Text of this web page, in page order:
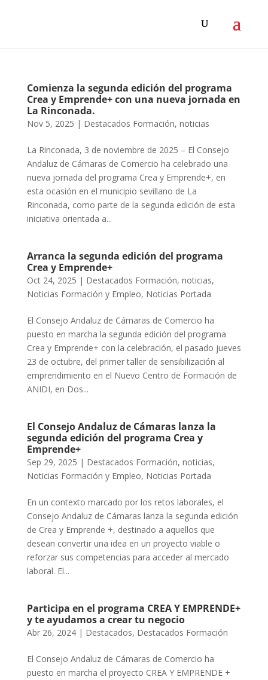
Comienza la segunda edición del programa
Crea y Emprende+ con una nueva jornada en
La Rinconada.
Nov 5, 2025 | Destacados Formación, noticias
La Rinconada, 3 de noviembre de 2025 – El Consejo
Andaluz de Cámaras de Comercio ha celebrado una
nueva jornada del programa Crea y Emprende+, en
esta ocasión en el municipio sevillano de La
Rinconada, como parte de la segunda edición de esta
iniciativa orientada a...
Arranca la segunda edición del programa
Crea y Emprende+
Oct 24, 2025 | Destacados Formación, noticias,
Noticias Formación y Empleo, Noticias Portada
El Consejo Andaluz de Cámaras de Comercio ha
puesto en marcha la segunda edición del programa
Crea y Emprende+ con la celebración, el pasado jueves
23 de octubre, del primer taller de sensibilización al
emprendimiento en el Nuevo Centro de Formación de
ANIDI, en Dos...
El Consejo Andaluz de Cámaras lanza la
segunda edición del programa Crea y
Emprende+
Sep 29, 2025 | Destacados Formación, noticias,
Noticias Formación y Empleo, Noticias Portada
En un contexto marcado por los retos laborales, el
Consejo Andaluz de Cámaras lanza la segunda edición
de Crea y Emprende +, destinado a aquellos que
desean convertir una idea en un proyecto viable o
reforzar sus competencias para acceder al mercado
laboral. El...
Participa en el programa CREA Y EMPRENDE+
y te ayudamos a crear tu negocio
Abr 26, 2024| Destacados, Destacados Formación
El Consejo Andaluz de Cámaras de Comercio ha
puesto en marcha el proyecto CREA Y EMPRENDE +